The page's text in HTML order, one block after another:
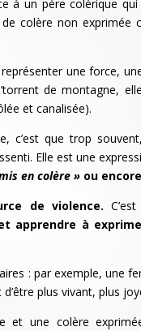
à un père colérique
colère non exprimée
une force,
de montagne,
et canalisée).
c’est que trop
Elle est une
en colère » ou encore
de violence.
apprendre à
: par exemple, une
plus vivant, plus
et une colère